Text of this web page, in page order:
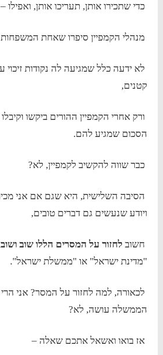
כדי שתכירו אותן, תעריכו אותן, ואפילו
מנהלי הקמפיין סיפרו שאחת
לא ידעה כלל שמגיעה לה נקודות זיכוי
קטנים,
ורק אחרי הקמפיין ההורים ביקשו
הסכום שמגיע להם.
כבר שווה להקשיב לקמפיין, לא?
הסיבה השלישית, היא שגם אם אני
ויודע שנעשים גם דברים טובים,
חשוב לחזור על המסרים הללו שוב ושוב
"מדינת ישראל" או "ממשלת ישראל".
לכאורה, למה לחזור על המסר? אני
הממשלה עושה, לא?
אז בואו ואשאל אתכם שאלה –